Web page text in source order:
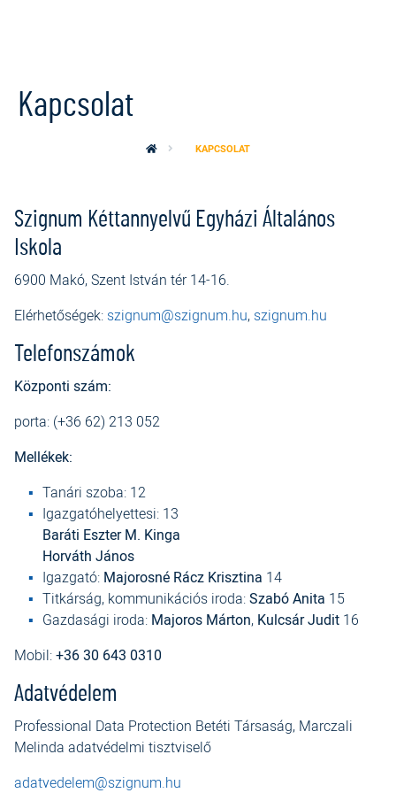
Kapcsolat
KAPCSOLAT
Szignum Kéttannyelvű Egyházi Általános
Iskola
6900 Makó, Szent István tér 14-16.
Elérhetőségek: szignum@szignum.hu, szignum.hu
Telefonszámok
Központi szám:
porta: (+36 62) 213 052
Mellékek:
Tanári szoba: 12
Igazgatóhelyettesi: 13
Baráti Eszter M. Kinga
Horváth János
Igazgató: Majorosné Rácz Krisztina 14
Titkárság, kommunikációs iroda:Szabó Anita 15
Gazdasági iroda: Majoros Márton, Kulcsár Judit 16
Mobil:+36 30 643 0310
Adatvédelem
Professional Data Protection Betéti Társaság, Marczali
Melinda adatvédelmi tisztviselő
adatvedelem@szignum.hu